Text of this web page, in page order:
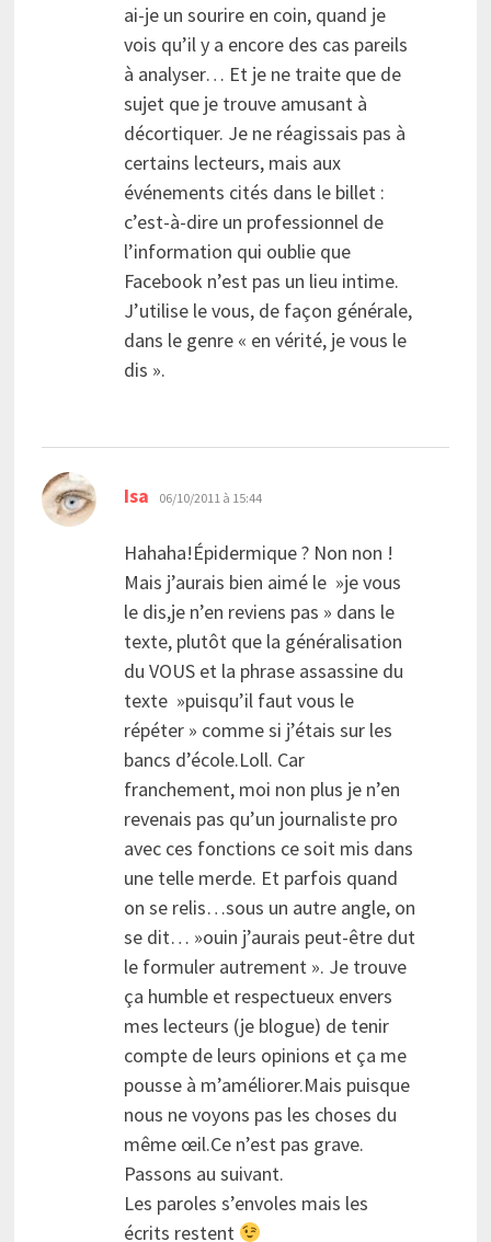
ai-je un sourire en coin, quand je
vois qu’il y a encore des cas pareils
à analyser… Et je ne traite que de
sujet que je trouve amusant à
décortiquer. Je ne réagissais pas à
certains lecteurs, mais aux
événements cités dans le billet :
c’est-à-dire un professionnel de
l’information qui oublie que
Facebook n’est pas un lieu intime.
J’utilise le vous, de façon générale,
dans le genre « en vérité, je vous le
dis ».
Isa dit :
06/10/2011 à 15:44
Hahaha!Épidermique ? Non non !
Mais j’aurais bien aimé le »je vous
le dis,je n’en reviens pas » dans le
texte, plutôt que la généralisation
du VOUS et la phrase assassine du
texte »puisqu’il faut vous le
répéter » comme si j’étais sur les
bancs d’école.Loll. Car
franchement, moi non plus je n’en
revenais pas qu’un journaliste pro
avec ces fonctions ce soit mis dans
une telle merde. Et parfois quand
on se relis…sous un autre angle, on
se dit… »ouin j’aurais peut-être dut
le formuler autrement ». Je trouve
ça humble et respectueux envers
mes lecteurs (je blogue) de tenir
compte de leurs opinions et ça me
pousse à m’améliorer.Mais puisque
nous ne voyons pas les choses du
même œil.Ce n’est pas grave.
Passons au suivant.
Les paroles s’envoles mais les
écrits restent